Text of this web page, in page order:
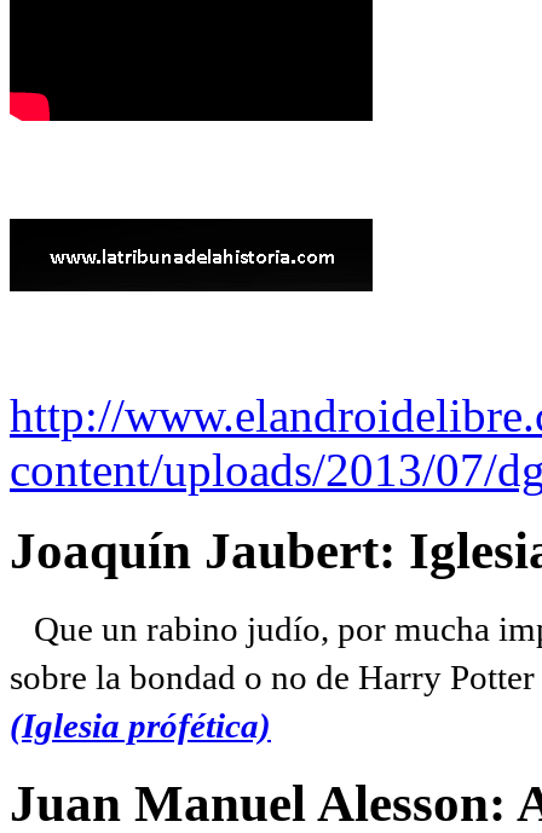
http://
content/uploads/2013/07/
Joaquín Jaubert:
Que un rabino judío, por mucha
sobre la bondad o no de Harry
(Iglesia prófética)
Juan Manuel Alesson: